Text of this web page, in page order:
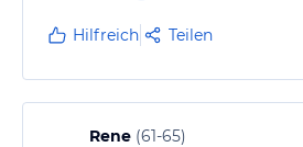
Hilfreich Teilen
Rene (61-65)